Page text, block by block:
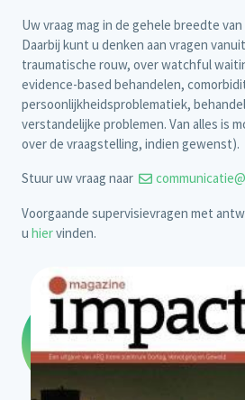
Uw vraag mag in de gehele breedte
Daarbij kunt u denken aan vragen
traumatische rouw, over watchful
evidence-based behandelen,
persoonlijkheidsproblematiek,
verstandelijke problemen. Van alles is
over de vraagstelling, indien gewenst).
Stuur uw vraag naar
Voorgaande supervisievragen met
u hiervinden.